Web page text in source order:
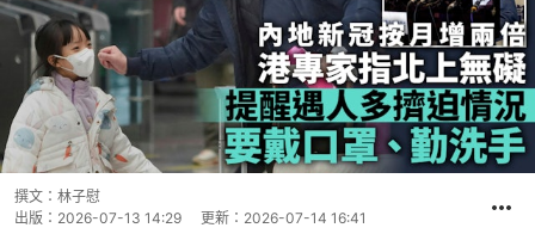
撰文： 林子慰
出版： 2026-07-13 14:29 更新： 2026-07-14 16:41